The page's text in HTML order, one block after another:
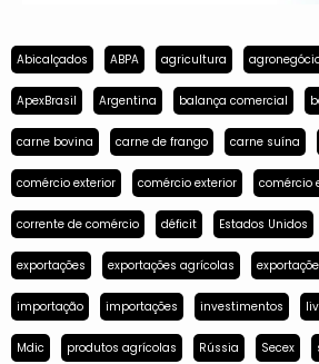
Abicalçados ABPA agricultura
ApexBrasil Argentina balança comercial
carne bovina carne de frango carne suína
comércio exterior comércio exterior comércio
corrente de comércio déficit Estados Unidos
exportações exportações agrícolas
importação importações investimentos
Mdic produtos agrícolas Rússia Secex